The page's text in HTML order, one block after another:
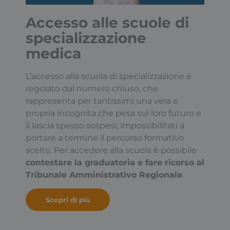
Accesso alle scuole di
specializzazione
medica
L’accesso alla scuola di specializzazione è
regolato dal numero chiuso, che
rappresenta per tantissimi una vera e
propria incognita che pesa sul loro futuro e
li lascia spesso sospesi, impossibilitati a
portare a termine il percorso formativo
scelto. Per accedere alla scuola è possibile
contestare la graduatoria e fare ricorso al
Tribunale Amministrativo Regionale.
Scopri di più
Google Privacy Policy